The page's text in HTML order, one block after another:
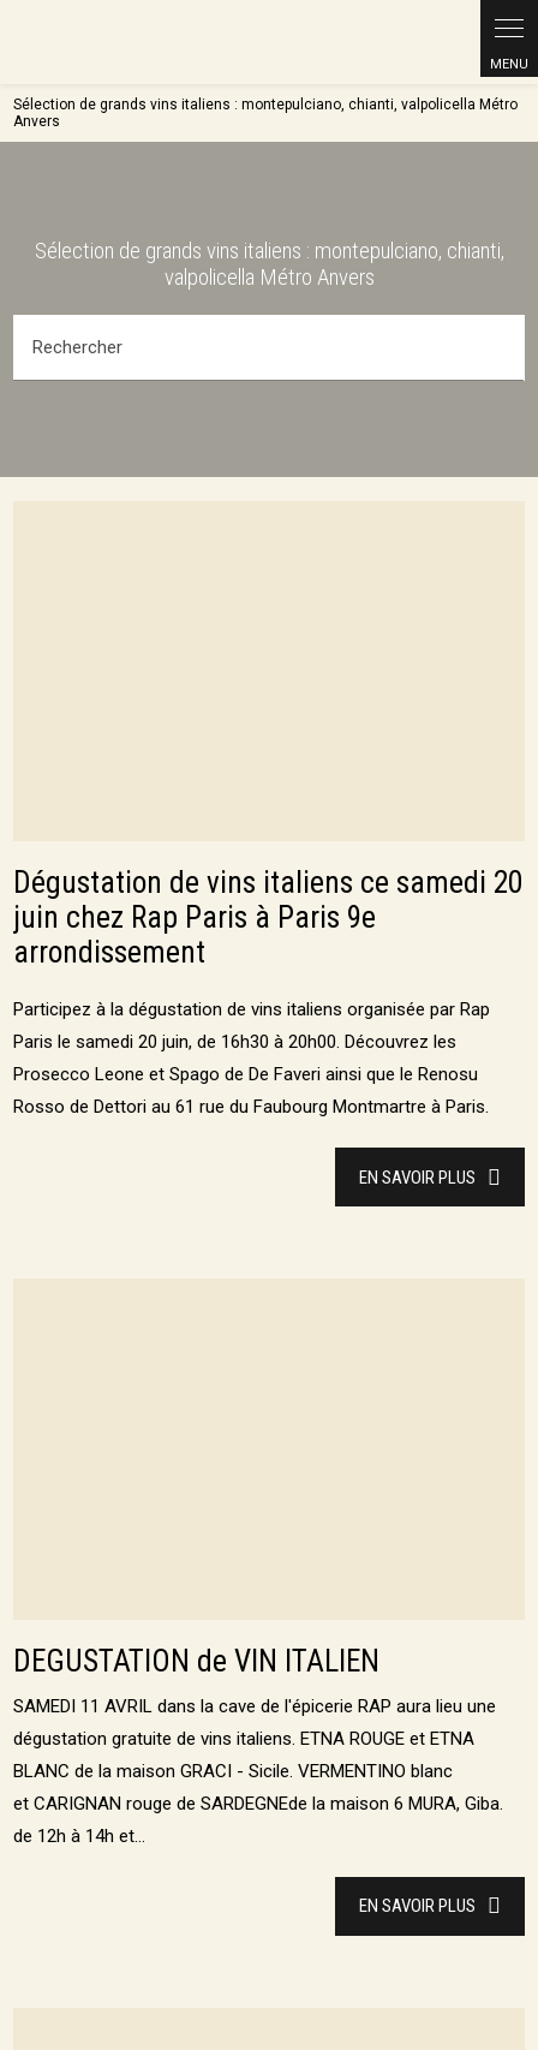
Sélection de grands vins italiens : montepulciano, chianti, valpolicella Métro
Anvers
Sélection de grands vins italiens : montepulciano, chianti,
valpolicella Métro Anvers
Rechercher
Dégustation de vins italiens ce samedi 20
juin chez Rap Paris à Paris 9e
arrondissement
Participez à la dégustation de vins italiens organisée par Rap
Paris le samedi 20 juin, de 16h30 à 20h00. Découvrez les
Prosecco Leone et Spago de De Faveri ainsi que le Renosu
Rosso de Dettori au 61 rue du Faubourg Montmartre à Paris.
EN SAVOIR PLUS
DEGUSTATION de VIN ITALIEN
SAMEDI 11 AVRIL dans la cave de l'épicerie RAP aura lieu une
dégustation gratuite de vins italiens. ETNA ROUGE et ETNA
BLANC de la maison GRACI - Sicile. VERMENTINO blanc
et CARIGNAN rouge de SARDEGNEde la maison 6 MURA, Giba.
de 12h à 14h et...
EN SAVOIR PLUS